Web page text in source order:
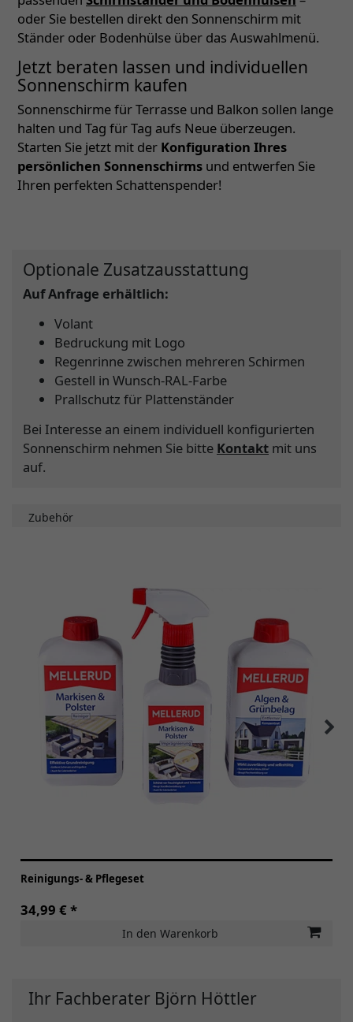
oder Sie bestellen direkt den Sonnenschirm mit
Ständer oder Bodenhülse über das Auswahlmenü.
Jetzt beraten lassen und individuellen
Sonnenschirm kaufen
Sonnenschirme für Terrasse und Balkon sollen lange
halten und Tag für Tag aufs Neue überzeugen.
Starten Sie jetzt mit der Konfiguration Ihres
persönlichen Sonnenschirms und entwerfen Sie
Ihren perfekten Schattenspender!
Optionale Zusatzausstattung
Auf Anfrage erhältlich:
Volant
Bedruckung mit Logo
Regenrinne zwischen mehreren Schirmen
Gestell in Wunsch-RAL-Farbe
Prallschutz für Plattenständer
Bei Interesse an einem individuell konfigurierten
Sonnenschirm nehmen Sie bitte Kontakt mit uns
auf.
Zubehör
Reinigungs- & Pflegeset
34,99 € *
In den Warenkorb
Ihr Fachberater Björn Höttler